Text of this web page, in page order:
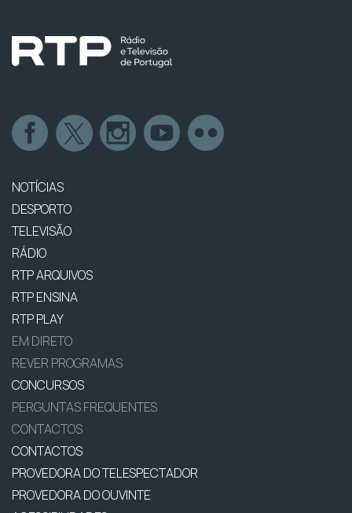
NOTÍCIAS
DESPORTO
TELEVISÃO
RÁDIO
RTP ARQUIVOS
RTP ENSINA
RTP PLAY
EM DIRETO
REVER PROGRAMAS
CONCURSOS
PERGUNTAS FREQUENTES
CONTACTOS
CONTACTOS
PROVEDORA DO TELESPECTADOR
PROVEDORA DO OUVINTE